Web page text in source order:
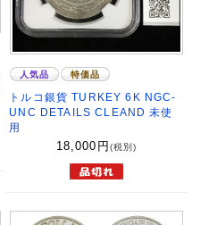
人気品 特価品
トルコ銀貨 TURKEY 6K NGC-
UNC DETAILS CLEAND 未使
用
18,000 円 (税別)